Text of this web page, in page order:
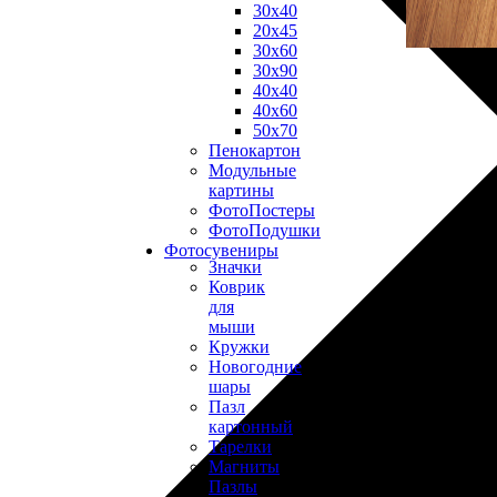
30х40
20х45
30х60
30х90
40х40
40х60
50х70
Пенокартон
Модульные
картины
ФотоПостеры
ФотоПодушки
Фотоcувениры
Значки
Коврик
для
мыши
Кружки
Новогодние
шары
Пазл
картонный
Тарелки
Магниты
Пазлы